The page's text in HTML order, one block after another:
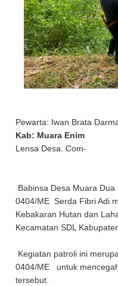
Pewarta: Iwan Brata
Kab: Muara Enim
Lensa Desa. Com-
Babinsa Desa Muara
0404/ME Serda Fibri Adi
Kebakaran Hutan dan
Kecamatan SDL
Kegiatan patroli ini
0404/ME untuk
tersebut.